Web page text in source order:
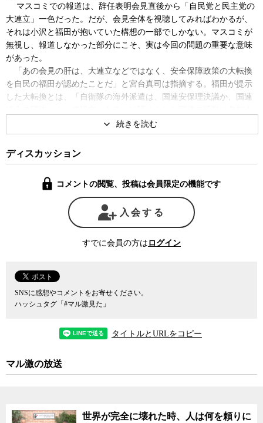
マスコミでの報道は、辞任表明会見直後から「自民党と民主党の
大連立」一色だった。だが、会見全体を視聴してみればわかるが、
それは小沢と福田が抱いていた構想の一部でしかない。マスコミが
無視し、報道しなかった部分にこそ、実は今回の問題の重要な意味
があった。
「あの会見の肝は、大連立などではなく、安全保障政策の大転換
を自民の福田が認めたことだ」と宮台真司は指摘する。福田が提示
した大転換とは、「自衛隊の海外派遣は、国連安保理決議か、国連
ることに限る。したがって、特定の国の軍事作戦については我が国
は支援しない」というもので、これが実現すれば、まさに、戦後レ
ジームからの真の脱却だったと、宮台は悔しがる。
神保哲生は、この重大な点を指摘し、小沢や福田へ質さなかった
記者たちに、日本の政治をめぐる報道の問題点を見る。福田はこの
転換を小沢と語り合ったことを認めている。与党・自民党党首が示
した「安全保障政策の大転換」。その事実が残ったことだけでも、
これからの対米外交に少なからず影響を与えていくだろうと予測す
めまぐるしく展開した小沢辞任騒動が残したものがなにか、徹底
ディスカッション
コメントの閲覧、投稿は会員限定の機能です
入会する
すでに会員の方は ログイン
SNSに感想やコメントをお寄せください。
ハッシュタグ「#マル激見た」
タイトルとURLをコピー
マル激の放送
世界が完全に壊れた時、人は何を頼りに